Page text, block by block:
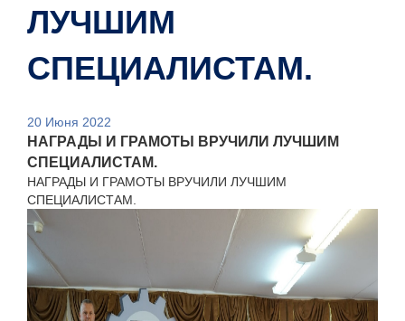
ЛУЧШИМ
СПЕЦИАЛИСТАМ.
20 Июня 2022
НАГРАДЫ И ГРАМОТЫ ВРУЧИЛИ ЛУЧШИМ
СПЕЦИАЛИСТАМ.
НАГРАДЫ И ГРАМОТЫ ВРУЧИЛИ ЛУЧШИМ
СПЕЦИАЛИСТАМ.